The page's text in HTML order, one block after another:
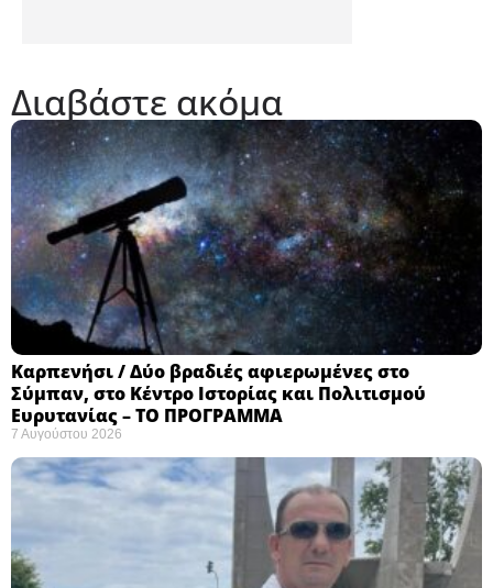
Διαβάστε ακόμα
Καρπενήσι / Δύο βραδιές αφιερωμένες στο
Σύμπαν, στο Κέντρο Ιστορίας και Πολιτισμού
Ευρυτανίας – ΤΟ ΠΡΟΓΡΑΜΜΑ
7 Αυγούστου 2026